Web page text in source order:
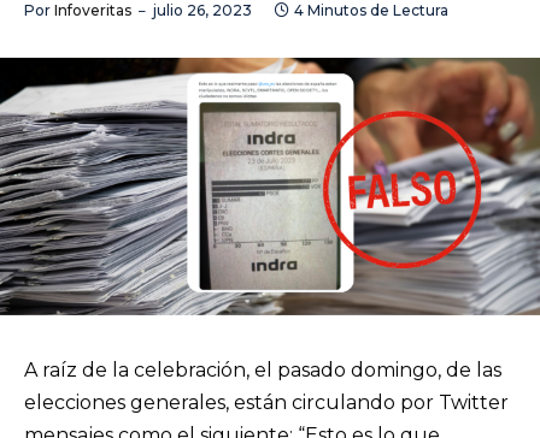
Por Infoveritas julio 26, 2023 4 Minutos de Lectura
A raíz de la celebración, el pasado domingo, de las
elecciones generales, están circulando por Twitter